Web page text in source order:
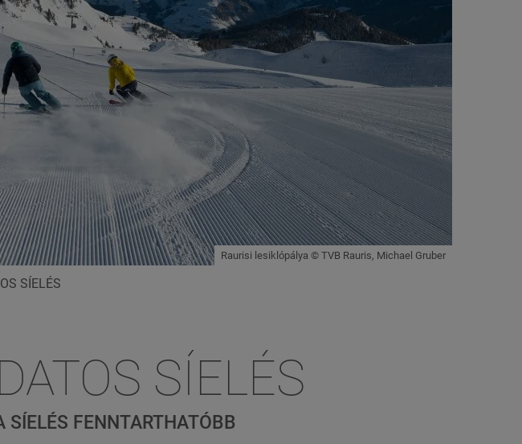
Raurisi lesiklópálya © TVB Rauris, Michael Gruber
SÍELÉS
SÍELÉS
SÍELÉS FENNTARTHATÓBB